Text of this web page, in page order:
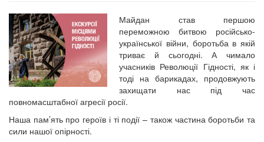
Майдан став першою
переможною битвою російсько-
української війни, боротьба в якій
триває й сьогодні. А чимало
учасників Революції Гідності, як і
тоді на барикадах, продовжують
захищати нас під час
повномасштабної агресії росії.
Наша пам’ять про героїв і ті події – також частина боротьби та
сили нашої опірності.